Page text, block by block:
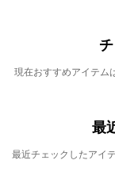
現在おすすめアイテム
最
最近チェックしたアイ